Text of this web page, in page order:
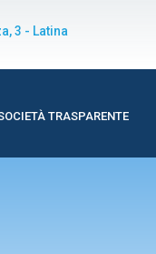
3 - Latina
TRASPARENTE